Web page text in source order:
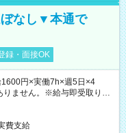
ぼなし▼本通で
録・面接OK
円×実働7h×週5日×4
ません。※給与即受取りサ
費支給